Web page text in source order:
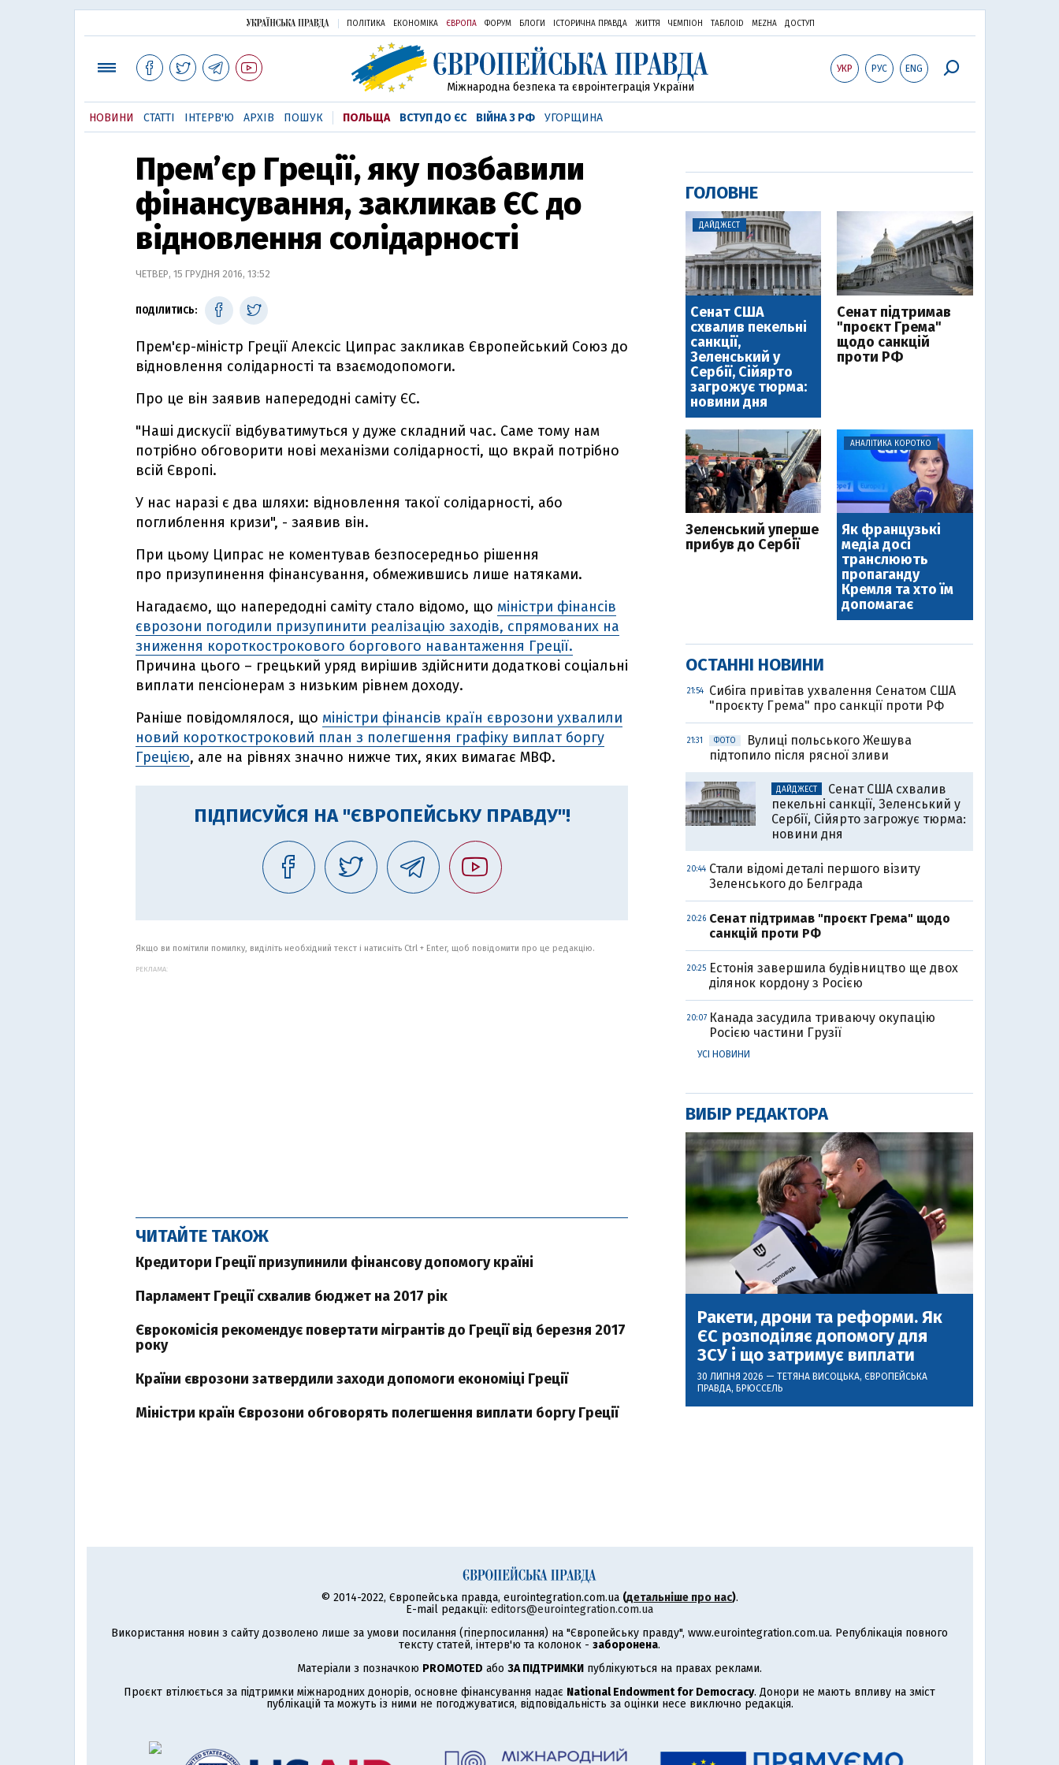
ПОЛІТИКА ЕКОНОМІКА ЄВРОПА ФОРУМ БЛОГИ ІСТОРИЧНА ПРАВДА ЖИТТЯ ЧЕМПІОН ТАБЛОID MEZHA ДОСТУП
УКР РУС ENG
Міжнародна безпека та євроінтеграція України
НОВИНИ СТАТТІ ІНТЕРВ'Ю АРХІВ ПОШУК ПОЛЬЩА ВСТУП ДО ЄС ВІЙНА З РФ УГОРЩИНА
Прем’єр Греції, яку позбавили
фінансування, закликав ЄС до
відновлення солідарності
ЧЕТВЕР, 15 ГРУДНЯ 2016, 13:52
ПОДІЛИТИСЬ:
Прем'єр-міністр Греції Алексіс Ципрас закликав Європейський Союз до
відновлення солідарності та взаємодопомоги.
Про це він заявив напередодні саміту ЄС.
"Наші дискусії відбуватимуться у дуже складний час. Саме тому нам
потрібно обговорити нові механізми солідарності, що вкрай потрібно
всій Європі.
У нас наразі є два шляхи: відновлення такої солідарності, або
поглиблення кризи", - заявив він.
При цьому Ципрас не коментував безпосередньо рішення
про призупинення фінансування, обмежившись лише натяками.
Нагадаємо, що напередодні саміту стало відомо, що міністри фінансів
єврозони погодили призупинити реалізацію заходів, спрямованих на
зниження короткострокового боргового навантаження Греції.
Причина цього – грецький уряд вирішив здійснити додаткові соціальні
виплати пенсіонерам з низьким рівнем доходу.
Раніше повідомлялося, що міністри фінансів країн єврозони ухвалили
новий короткостроковий план з полегшення графіку виплат боргу
Грецією, але на рівнях значно нижче тих, яких вимагає МВФ.
ПІДПИСУЙСЯ НА "ЄВРОПЕЙСЬКУ ПРАВДУ"!
Якщо ви помітили помилку, виділіть необхідний текст і натисніть Ctrl + Enter, щоб повідомити про це редакцію.
РЕКЛАМА:
ЧИТАЙТЕ ТАКОЖ
Кредитори Греції призупинили фінансову допомогу країні
Парламент Греції схвалив бюджет на 2017 рік
Єврокомісія рекомендує повертати мігрантів до Греції від березня 2017
року
Країни єврозони затвердили заходи допомоги економіці Греції
Міністри країн Єврозони обговорять полегшення виплати боргу Греції
ГОЛОВНЕ
ДАЙДЖЕСТ
Сенат США
схвалив пекельні
санкції,
Зеленський у
Сербії, Сійярто
загрожує тюрма:
новини дня
Cенат підтримав
"проєкт Грема"
щодо санкцій
проти РФ
Зеленський уперше
прибув до Сербії
АНАЛІТИКА КОРОТКО
Як французькі
медіа досі
транслюють
пропаганду
Кремля та хто їм
допомагає
ОСТАННІ НОВИНИ
21:54
Cибіга привітав ухвалення Сенатом США
"проєкту Грема" про санкції проти РФ
21:31 ФОТО
Вулиці польського Жешува
підтопило після рясної зливи
ДАЙДЖЕСТ
Сенат США схвалив
пекельні санкції, Зеленський у
Сербії, Сійярто загрожує тюрма:
новини дня
20:44 Стали відомі деталі першого візиту
Зеленського до Белграда
20:26 Cенат підтримав "проєкт Грема" щодо
санкцій проти РФ
20:25
Естонія завершила будівництво ще двох
ділянок кордону з Росією
20:07 Канада засудила триваючу окупацію
Росією частини Грузії
УСІ НОВИНИ
ВИБІР РЕДАКТОРА
Ракети, дрони та реформи. Як
ЄС розподіляє допомогу для
ЗСУ і що затримує виплати
30 ЛИПНЯ 2026 — ТЕТЯНА ВИСОЦЬКА, ЄВРОПЕЙСЬКА
ПРАВДА, БРЮССЕЛЬ
© 2014-2022, Європейська правда, eurointegration.com.ua (детальніше про нас).
E-mail редакції: editors@eurointegration.com.ua
Використання новин з сайту дозволено лише за умови посилання (гіперпосилання) на "Європейську правду", www.eurointegration.com.ua. Републікація повного
тексту статей, інтерв'ю та колонок - заборонена.
Матеріали з позначкою PROMOTED або ЗА ПІДТРИМКИ публікуються на правах реклами.
Проєкт втілюється за підтримки міжнародних донорів, основне фінансування надає National Endowment for Democracy. Донори не мають впливу на зміст
публікацій та можуть із ними не погоджуватися, відповідальність за оцінки несе виключно редакція.